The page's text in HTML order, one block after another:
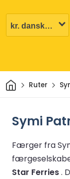
HjemRuter
Symi
Færger fra
Star Ferries.